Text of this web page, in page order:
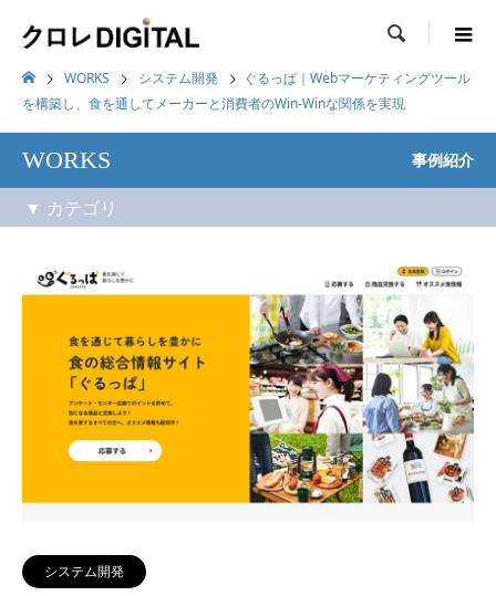

WORKS システム開発
ぐるっぱ｜Webマーケティングツール
を構築し、食を通してメーカーと消費者のWin-Winな関係を実現
WORKS 事例紹介
システム開発